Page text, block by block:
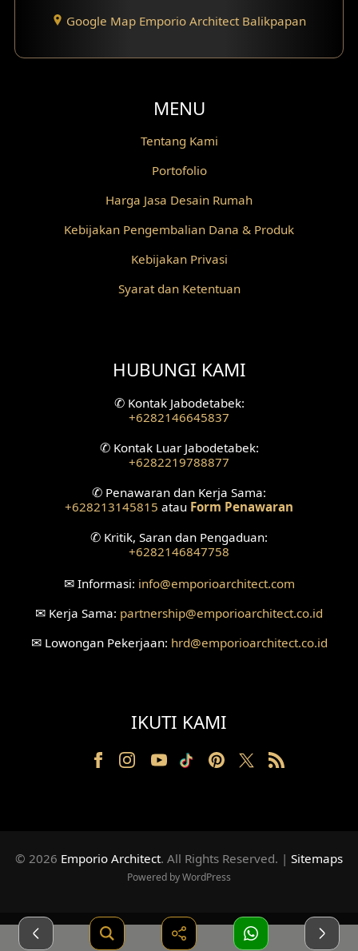
Desain Wallpanel
Desain Partisi
Desain Pilar
Desain Fasad Depan
Desain Fasad Belakang
Desain Rumah American Style
Fasad Rumah American Style
Desain Interior Villa
Desain Ruang Tunggu
Desain Ruang Perawatan
Desain Ruang Konsultasi
Desain Ruang Receptionist
Desain Teras
Desain Taman
Desain Laundry
Google Map Emporio Architect Balikpapan
MENU
Tentang Kami
Portofolio
Harga Jasa Desain Rumah
Kebijakan Pengembalian Dana & Produk
Kebijakan Privasi
Syarat dan Ketentuan
HUBUNGI KAMI
✆Kontak Jabodetabek:
+6282146645837
✆Kontak Luar Jabodetabek:
+6282219788877
✆ Penawaran dan Kerja Sama:
+628213145815 atau Form Penawaran
✆ Kritik, Saran dan Pengaduan:
+6282146847758
✉Informasi: info@emporioarchitect.com
✉ Kerja Sama: partnership@emporioarchitect.co.id
✉Lowongan Pekerjaan: hrd@emporioarchitect.co.id
IKUTI KAMI
© 2026 Emporio Architect. All Rights Reserved. | Sitemaps
Powered by WordPress